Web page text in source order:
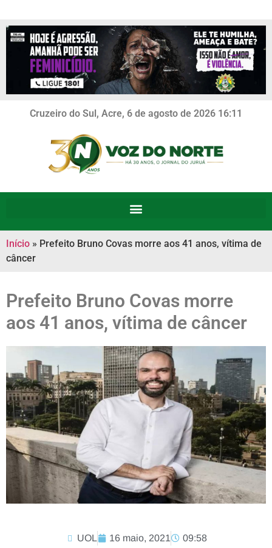
Cruzeiro do Sul, Acre, 6 de agosto de 2026 16:11
Início » Prefeito Bruno Covas morre aos 41 anos, vítima de
câncer
Prefeito Bruno Covas morre
aos 41 anos, vítima de câncer
UOL 16 maio, 2021 09:58